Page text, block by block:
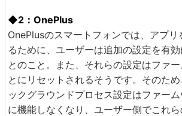
◆2：OnePlus
OnePlusのスマートフォンでは、アプ
るために、ユーザーは追加の設定を有
とのこと。また、それらの設定はファ
とにリセットされるそうです。そのた
ックグラウンドプロセス設定はファー
に機能しなくなり、ユーザー側でこれ